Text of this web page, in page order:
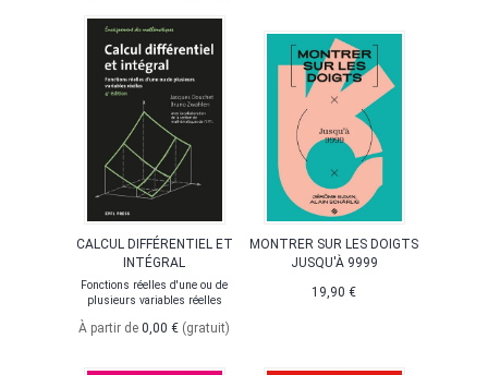
CALCUL DIFFÉRENTIEL ET
INTÉGRAL
Fonctions réelles d'une ou de
plusieurs variables réelles
À partir de 0,00 € (gratuit)
MONTRER SUR LES DOIGTS
JUSQU'À 9999
19,90 €